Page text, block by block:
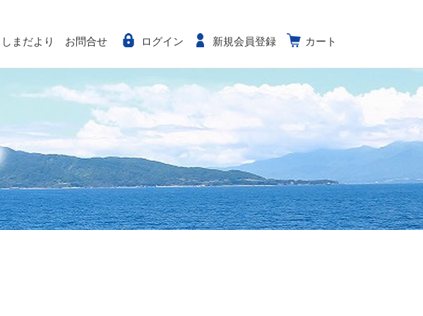
しまだより お問合せ ログイン 新規会員登録 カート